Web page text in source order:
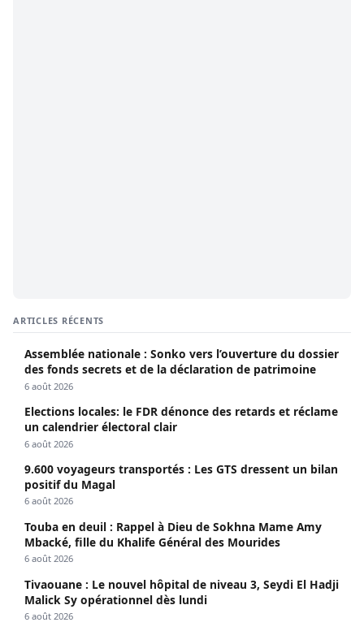
ARTICLES RÉCENTS
Assemblée nationale : Sonko vers l’ouverture du dossier
des fonds secrets et de la déclaration de patrimoine
6 août 2026
Elections locales: le FDR dénonce des retards et réclame
un calendrier électoral clair
6 août 2026
9.600 voyageurs transportés : Les GTS dressent un bilan
positif du Magal
6 août 2026
Touba en deuil : Rappel à Dieu de Sokhna Mame Amy
Mbacké, fille du Khalife Général des Mourides
6 août 2026
Tivaouane : Le nouvel hôpital de niveau 3, Seydi El Hadji
Malick Sy opérationnel dès lundi
6 août 2026